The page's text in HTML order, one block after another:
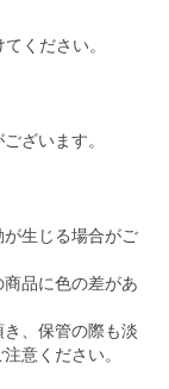
ください。
ざいます。
が生じる場合がご
品に色の差があ
、保管の際も淡
意ください。